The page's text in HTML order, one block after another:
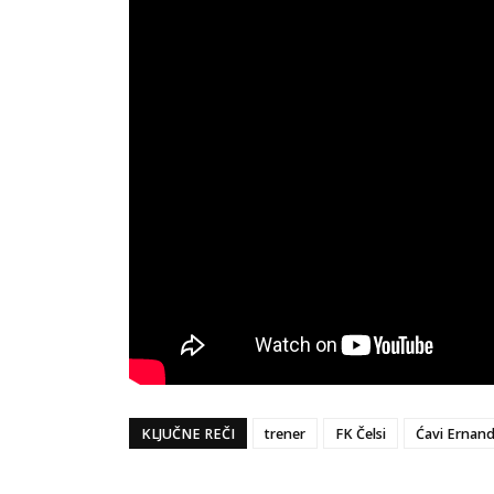
KLJUČNE REČI trener FK Čelsi Ćavi